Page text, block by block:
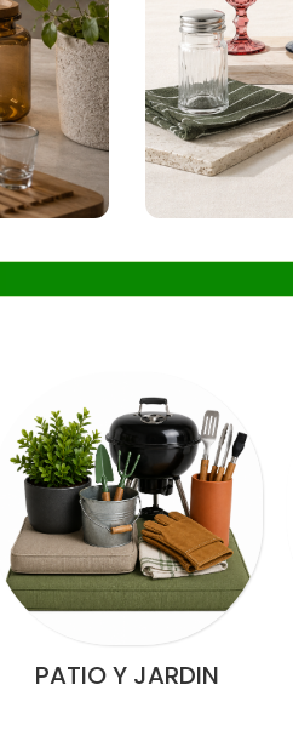
PATIO Y JARDIN